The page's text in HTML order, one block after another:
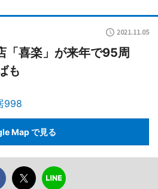
2021.11.05
「喜楽」が来年で95周
も
998
Map で見る